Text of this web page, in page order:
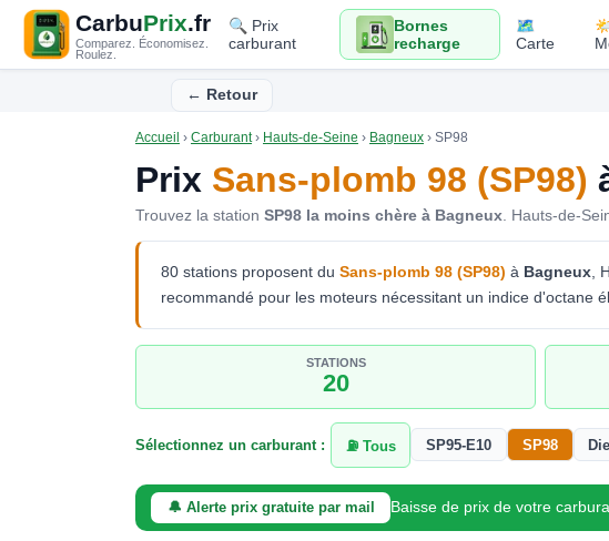
CarbuPrix.fr
Comparez. Économisez.
Roulez.
🔍 Prix
carburant
Bornes
recharge
🗺️
Carte
← Retour
Accueil › Carburant› Hauts-de-Seine › Bagneux › SP98
Prix Sans-plomb 98 (SP98)
Trouvez la station SP98 la moins chère à Bagneux . Hauts-de-
80 stations proposent du Sans-plomb 98 (SP98) à Bagneux ,
recommandé pour les moteurs nécessitant un indice d'octane
STATIONS
20
Sélectionnez un carburant : ⛽ Tous SP95-E10 SP98
🔔 Alerte prix gratuite par mail Baisse de prix de votre